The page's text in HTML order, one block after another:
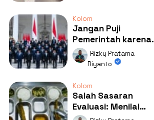
Kolom
Jangan Puji
Pemerintah karena
Kerja: Mengapa
Publik Begitu Mudah
Rizky Pratama
Riyanto
Kolom
Salah Sasaran
Evaluasi: Menilai
Program MBG Lewat